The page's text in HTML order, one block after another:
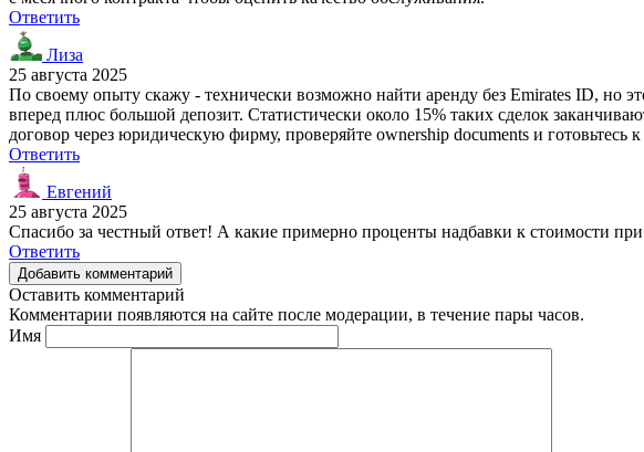
Ответить
Лиза
25 августа 2025
По своему опыту скажу - технически возможно найти аренду без Emirates ID, но
вперед плюс большой депозит. Статистически около 15% таких сделок
договор через юридическую фирму, проверяйте ownership documents и
Ответить
Евгений
25 августа 2025
Спасибо за честный ответ! А какие примерно проценты надбавки к стоимости
Ответить
Добавить комментарий
Оставить комментарий
Комментарии появляются на сайте после модерации, в течение пары часов.
Имя